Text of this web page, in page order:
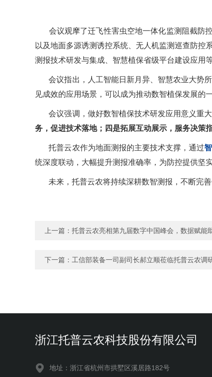
会议观摩了迁飞性害虫空地一体化监测阻截防
以及地面多源诱测诱控系统、无人机监测巡查防
测报技术研发与集成、智慧植保省级平台建设应用
会议指出，人工智能日新月异、智慧农业大势
见成效的应用场景，可以成为推动数智植保发展的
会议强调，做好数智植保技术研发应用意义重
务，促进技术落地；四是拓展互动展示，服务决策指
托普云农作为地面测报的主要技术支撑，通过
统深度联动，大幅提升测报准确率，为防控提供坚
未来，托普云农将持续深耕数智测报，不断完
上一篇： 托普云农亮相第九届数字中国峰会，数据赋能
下一篇： 工信部装备一司副司长郝立顺莅临托普云农调
浙江托普云农科技股份有限公司
地址：浙江省杭州市拱墅区溪居路182号